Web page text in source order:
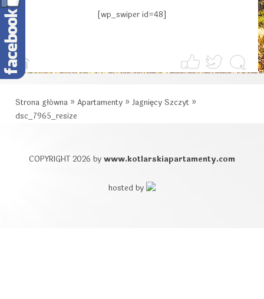
[wp_swiper id=48]
Strona główna » Apartamenty » Jagnięcy Szczyt »
dsc_7965_resize
COPYRIGHT 2026 by www.kotlarskiapartamenty.com
hosted by